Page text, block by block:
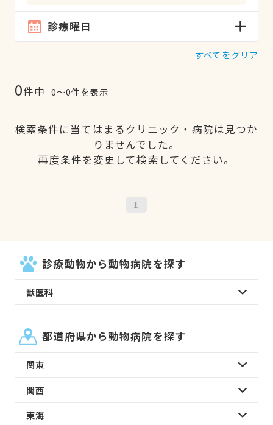
診療曜日
すべてをクリア
0件中 0〜0件を表示
検索条件に当てはまるクリニック・病院は見つか
りませんでした。
再度条件を変更して検索してください。
1
診療動物から動物病院を探す
獣医科
都道府県から動物病院を探す
関東
関西
東海